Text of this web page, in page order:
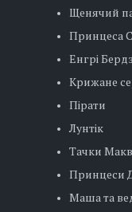
Щенячий
Принцеса
Енгрі Бердз
Крижане
Пірати
Лунтік
Тачки
Принцеси
Маша та